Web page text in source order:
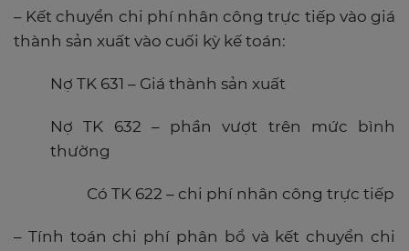
– Kết chuyển chi phí nhân công trực tiếp vào giá
thành sản xuất vào cuối kỳ kế toán:
Nợ TK 631 – Giá thành sản xuất
Nợ TK 632 – phần vượt trên mức bình
thường
Có TK 622 – chi phí nhân công trực tiếp
– Tính toán chi phí phân bổ và kết chuyển chi